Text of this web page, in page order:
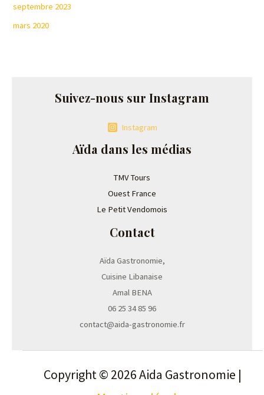
e
r
septembre 2023
mars 2020
Suivez-nous sur Instagram
Instagram
Aïda dans les médias
TMV Tours
Ouest France
Le Petit Vendomois
Contact
Aïda Gastronomie,
Cuisine Libanaise
Amal BENA
06 25 34 85 96
contact@aida-gastronomie.fr
Copyright © 2026 Aida Gastronomie |